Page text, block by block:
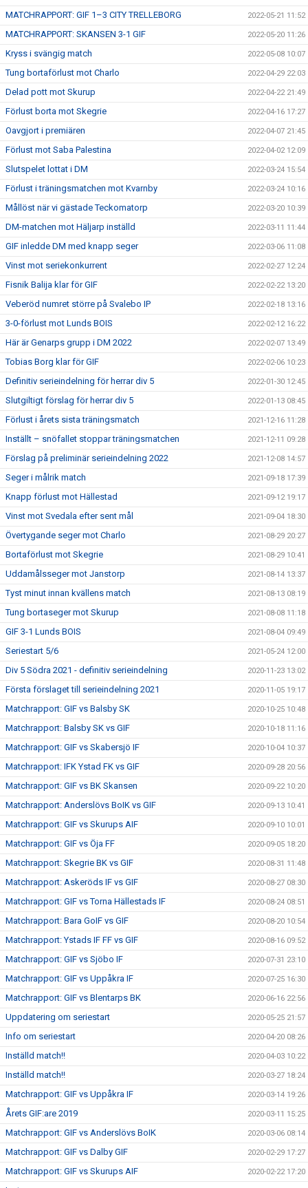
MATCHRAPPORT: GIF 1–3 CITY TRELLEBORG 2022-05-21 11:52
MATCHRAPPORT: SKANSEN 3-1 GIF 2022-05-20 11:26
Kryss i svängig match 2022-05-08 10:07
Tung bortaförlust mot Charlo 2022-04-29 22:03
Delad pott mot Skurup 2022-04-22 21:49
Förlust borta mot Skegrie 2022-04-16 17:27
Oavgjort i premiären 2022-04-07 21:45
Förlust mot Saba Palestina 2022-04-02 12:09
Slutspelet lottat i DM 2022-03-24 15:54
Förlust i träningsmatchen mot Kvarnby 2022-03-24 10:16
Mållöst när vi gästade Teckomatorp 2022-03-20 10:39
DM-matchen mot Häljarp inställd 2022-03-11 11:44
GIF inledde DM med knapp seger 2022-03-06 11:08
Vinst mot seriekonkurrent 2022-02-27 12:24
Fisnik Balija klar för GIF 2022-02-22 13:20
Veberöd numret större på Svalebo IP 2022-02-18 13:16
3-0-förlust mot Lunds BOIS 2022-02-12 16:22
Här är Genarps grupp i DM 2022 2022-02-07 13:49
Tobias Borg klar för GIF 2022-02-06 10:23
Definitiv serieindelning för herrar div 5 2022-01-30 12:45
Slutgiltigt förslag för herrar div 5 2022-01-13 08:45
Förlust i årets sista träningsmatch 2021-12-16 11:28
Inställt – snöfallet stoppar träningsmatchen 2021-12-11 09:28
Förslag på preliminär serieindelning 2022 2021-12-08 14:57
Seger i målrik match 2021-09-18 17:39
Knapp förlust mot Hällestad 2021-09-12 19:17
Vinst mot Svedala efter sent mål 2021-09-04 18:30
Övertygande seger mot Charlo 2021-08-29 20:27
Bortaförlust mot Skegrie 2021-08-29 10:41
Uddamålsseger mot Janstorp 2021-08-14 13:37
Tyst minut innan kvällens match 2021-08-13 08:19
Tung bortaseger mot Skurup 2021-08-08 11:18
GIF 3-1 Lunds BOIS 2021-08-04 09:49
Seriestart 5/6 2021-05-24 12:00
Div 5 Södra 2021 - definitiv serieindelning 2020-11-23 13:02
Första förslaget till serieindelning 2021 2020-11-05 19:17
Matchrapport: GIF vs Balsby SK 2020-10-25 10:48
Matchrapport: Balsby SK vs GIF 2020-10-18 11:16
Matchrapport: GIF vs Skabersjö IF 2020-10-04 10:37
Matchrapport: IFK Ystad FK vs GIF 2020-09-28 20:56
Matchrapport: GIF vs BK Skansen 2020-09-22 10:20
Matchrapport: Anderslövs BoIK vs GIF 2020-09-13 10:41
Matchrapport: GIF vs Skurups AIF 2020-09-10 10:01
Matchrapport: GIF vs Öja FF 2020-09-05 18:20
Matchrapport: Skegrie BK vs GIF 2020-08-31 11:48
Matchrapport: Askeröds IF vs GIF 2020-08-27 08:30
Matchrapport: GIF vs Torna Hällestads IF 2020-08-24 08:51
Matchrapport: Bara GoIF vs GIF 2020-08-20 10:54
Matchrapport: Ystads IF FF vs GIF 2020-08-16 09:52
Matchrapport: GIF vs Sjöbo IF 2020-07-31 23:10
Matchrapport: GIF vs Uppåkra IF 2020-07-25 16:30
Matchrapport: GIF vs Blentarps BK 2020-06-16 22:56
Uppdatering om seriestart 2020-05-25 21:57
Info om seriestart 2020-04-20 08:26
Inställd match!! 2020-04-03 10:22
Inställd match!! 2020-03-27 18:24
Matchrapport: GIF vs Uppåkra IF 2020-03-14 19:26
Årets GIF:are 2019 2020-03-11 15:25
Matchrapport: GIF vs Anderslövs BoIK 2020-03-06 08:14
Matchrapport: GIF vs Dalby GIF 2020-02-29 17:27
Matchrapport: GIF vs Skurups AIF 2020-02-22 17:20